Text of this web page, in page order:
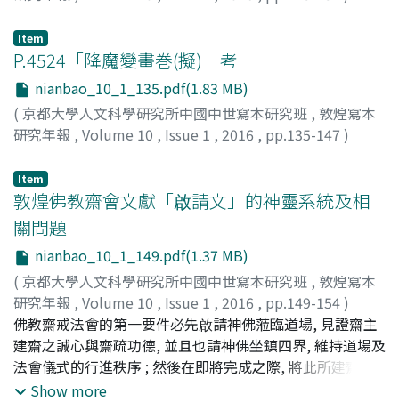
Item
P.4524「降魔變畫巻(擬)」考
nianbao_10_1_135.pdf(1.83 MB)
( 京都大學人文科學研究所中國中世寫本研究班 , 敦煌寫本
研究年報 , Volume 10 , Issue 1 , 2016 , pp.135-147 )
Item
敦煌佛教齋會文獻「啟請文」的神靈系統及相
關問題
nianbao_10_1_149.pdf(1.37 MB)
( 京都大學人文科學研究所中國中世寫本研究班 , 敦煌寫本
研究年報 , Volume 10 , Issue 1 , 2016 , pp.149-154)
王, 三慶;Wang, Sanqing
佛教齋戒法會的第一要件必先啟請神佛蒞臨道場, 見證齋主
建齋之誠心與齋疏功德, 並且也請神佛坐鎮四界, 維持道場及
法會儀式的行進秩序 ; 然後在即將完成之際, 將此所建齋會
功德一一迴向於諸佛菩薩, 以及各階級的生靈百姓, 更延澤於
Show more